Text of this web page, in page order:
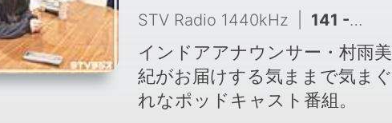
STV Radio 1440kHz 141 - １３８日目「水通し」
インドアアナウンサー・村雨美
紀がお届けする気ままで気まぐ
れなポッドキャスト番組。